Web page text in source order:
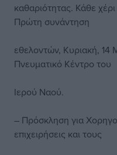
καθαριότητας. Κάθε
Πρώτη συνάντηση
εθελοντών, Κυριακή, 14
Πνευματικό Κέντρο του
Ιερού Ναού.
– Πρόσκληση για
επιχειρήσεις και τους